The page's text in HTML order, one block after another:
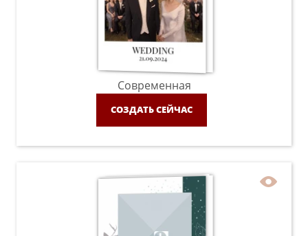
Современная
СОЗДАТЬ СЕЙЧАС